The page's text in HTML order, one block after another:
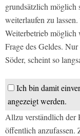
grundsätzlich möglich
weiterlaufen zu
Weiterbetrieb möglich
Frage des Geldes.
Söder, scheint so
Ich bin damit
angezeigt werden.
Allzu verständlich der
öffentlich anzufassen.